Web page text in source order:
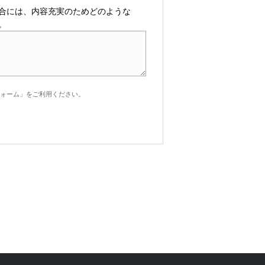
には、内容充実のためどのような
ーム」をご利用ください。